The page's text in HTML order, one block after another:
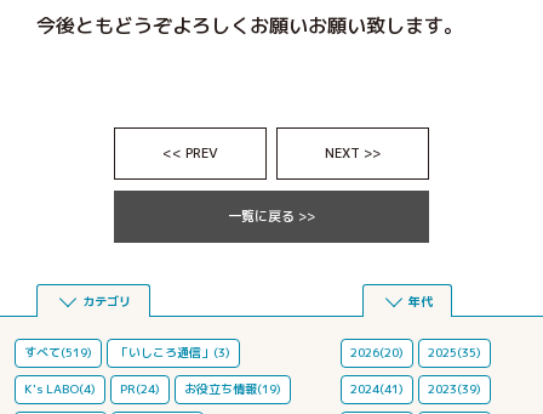
今後ともどうぞよろしくお願いお願い致します。
<< PREV NEXT >>
一覧に戻る >>
カテゴリ
すべて(519) 「いしころ通信」(3)
K's LABO(4) PR(24) お役立ち情報(19)
年代
2026(20) 2025(35)
2024(41) 2023(39)